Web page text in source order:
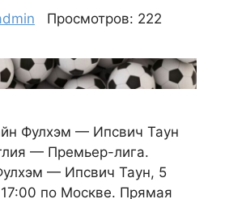
Просмотров: 222
Фулхэм — Ипсвич Таун
— Премьер-лига.
— Ипсвич Таун, 5
по Москве. Прямая